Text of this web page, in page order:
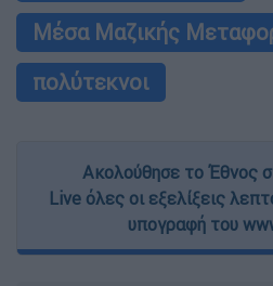
Μέσα Μαζικής
πολύτεκνοι
Ακολούθησε το Έθνος
Live όλες οι εξελίξεις
υπογραφή του